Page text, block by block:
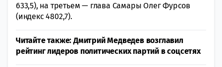
633,5), на третьем — глава Самары Олег Фурсов
(индекс 4802,7).
Читайте также: Дмитрий Медведев возглавил
рейтинг лидеров политических партий в соцсетях